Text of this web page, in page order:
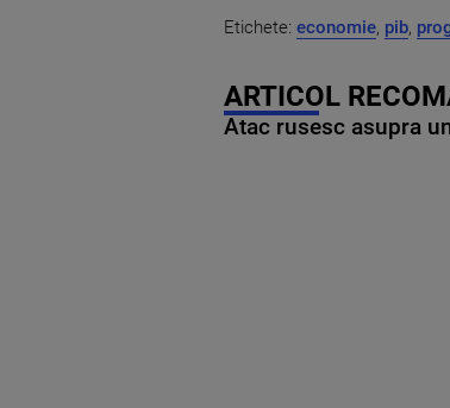
Etichete: economie, pib,
ARTICOL
Atac rusesc asupra